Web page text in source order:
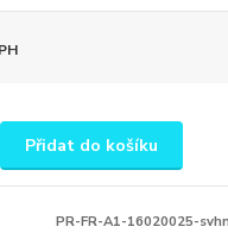
Přidat do košíku
PR-FR-A1-16020025-